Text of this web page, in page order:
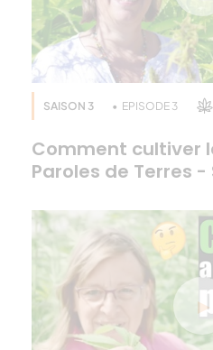
SAISON 3 EPISODE 3
Comment cultiver
Paroles de Terres -